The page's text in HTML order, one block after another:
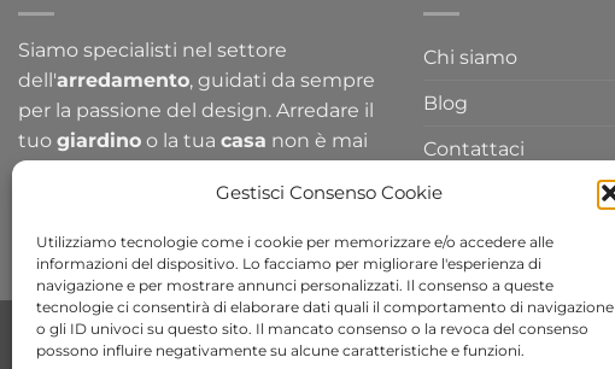
Gestisci Consenso Cookie
Utilizziamo tecnologie come i cookie per memorizzare e/o accedere alle
informazioni del dispositivo. Lo facciamo per migliorare l'esperienza di
navigazione e per mostrare annunci personalizzati. Il consenso a queste
tecnologie ci consentirà di elaborare dati quali il comportamento di navigazione
o gli ID univoci su questo sito. Il mancato consenso o la revoca del consenso
possono influire negativamente su alcune caratteristiche e funzioni.
Siamo specialisti nel settore
dell'arredamento, guidati da sempre
per la passione del design. Arredare il
tuo giardino o la tua casa non è mai
stato così semplice, dai un occhiata a
tutte le nostre collezioni!
Chi siamo
Blog
Contattaci
Copyright 2026 ©Bob Gardens by BS COM SRL
Via B. Cellini 7, 36061, Bassano del Grappa VI